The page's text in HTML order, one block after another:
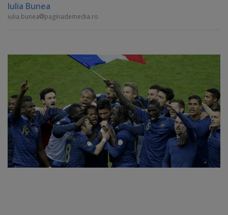
Iulia Bunea
iulia.bunea paginademedia.ro